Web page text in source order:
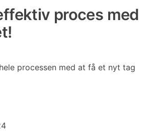
proces med
processen med at få et nyt tag